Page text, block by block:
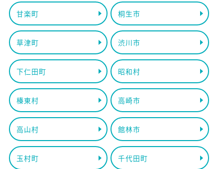
甘楽町 桐生市
草津町 渋川市
下仁田町 昭和村
榛東村 高崎市
高山村 館林市
玉村町 千代田町